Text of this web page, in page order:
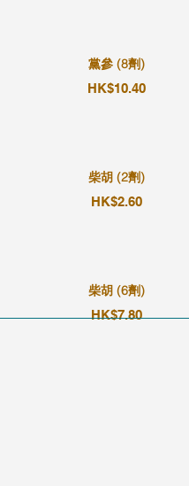
黨參 (8劑)
HK$10.40
柴胡 (2劑)
HK$2.60
柴胡 (6劑)
HK$7.80